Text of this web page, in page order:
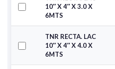
10″ X 4″ X 3.0 X
6MTS
TNR RECTA. LAC
10″ X 4″ X 4.0 X
6MTS